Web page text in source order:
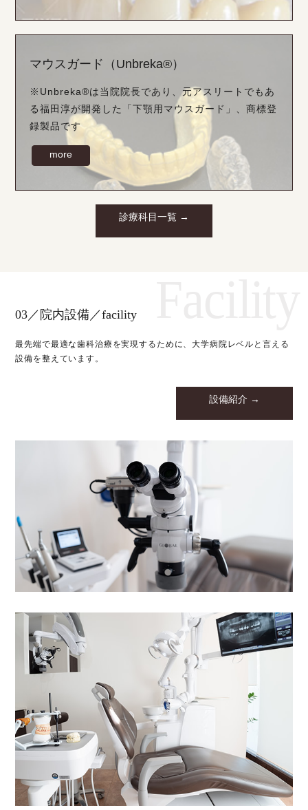
マウスガード（Unbreka®）
※Unbreka®は当院院長であり、元アスリートでもあ
る福田淳が開発した「下顎用マウスガード」、商標登
録製品です
more
診療科目一覧 →
03／院内設備／facility
最先端で最適な歯科治療を実現するために、大学病院レベルと言える
設備を整えています。
設備紹介 →